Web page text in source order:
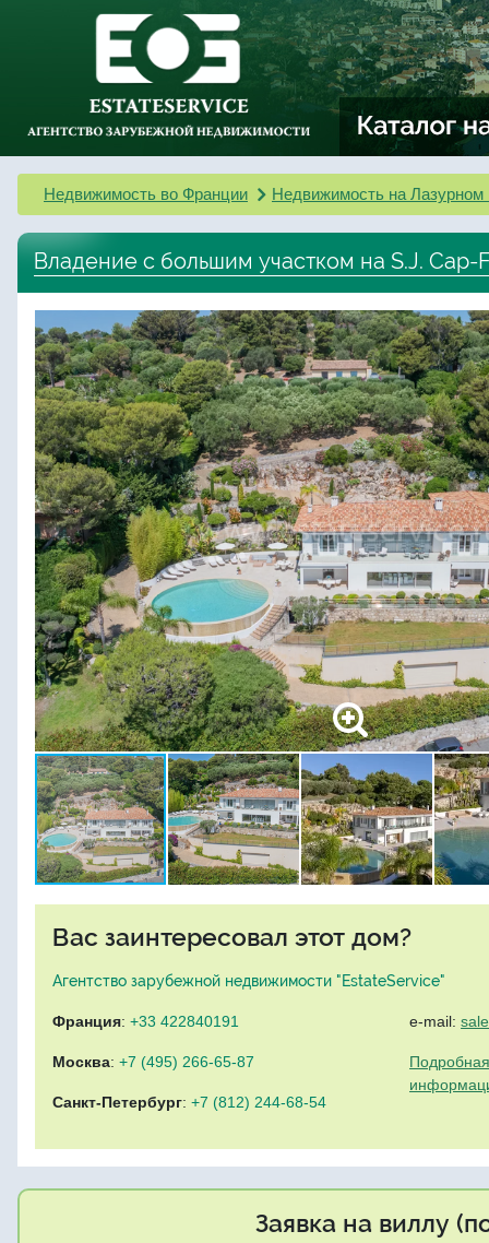
Недвижимость во Франции Недвижимость на Лазурном
Владение с большим участком на S.J. Cap-
Вас заинтересовал этот дом?
Агентство зарубежной недвижимости "EstateService"
Франция: +33 422840191
Москва: +7 (495) 266-65-87
Санкт-Петербург: +7 (812) 244-68-54
e-mail:
Заявка на виллу